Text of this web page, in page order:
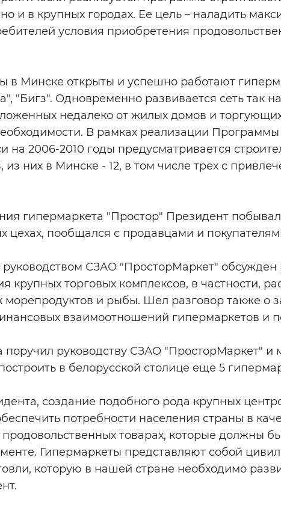
но и в крупных городах. Ее цель – наладить
условия приобретения
в Минске открыты и успешно работают
"Бигз". Одновременно развивается сеть так
недалеко от жилых домов и
В рамках реализации
на 2006-2010 годы предусматривается
из них в Минске - 12, в том числе трех с
гипермаркета "Простор" Президент побывал
цехах, пообщался с продавцами и
СЗАО "ПросторМаркет"
крупных торговых комплексов, в частности,
морепродуктов и рыбы. Шел разговор также о
взаимоотношений гипермаркетов и
поручил руководству СЗАО "ПросторМаркет" и
в белорусской столице еще 5
создание подобного рода крупных
потребности населения страны в
товарах, которые должны
Гипермаркеты представляют собой
которую в нашей стране необходимо